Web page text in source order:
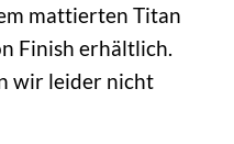
mattierten Titan
Finish erhältlich.
wir leider nicht